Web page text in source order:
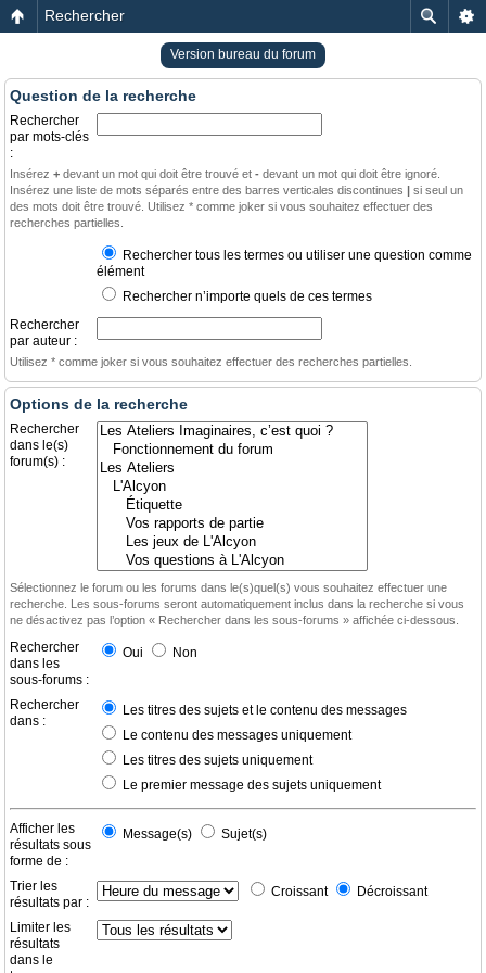
Rechercher
Version bureau du forum
Question de la recherche
Rechercher
par mots-clés
:
Insérez + devant un mot qui doit être trouvé et - devant un mot qui doit être ignoré.
Insérez une liste de mots séparés entre des barres verticales discontinues | si seul un
des mots doit être trouvé. Utilisez * comme joker si vous souhaitez effectuer des
recherches partielles.
Rechercher tous les termes ou utiliser une question comme
élément
Rechercher n’importe quels de ces termes
Rechercher
par auteur :
Utilisez * comme joker si vous souhaitez effectuer des recherches partielles.
Options de la recherche
Rechercher
dans le(s)
forum(s) :
Sélectionnez le forum ou les forums dans le(s)quel(s) vous souhaitez effectuer une
recherche. Les sous-forums seront automatiquement inclus dans la recherche si vous
ne désactivez pas l’option « Rechercher dans les sous-forums » affichée ci-dessous.
Rechercher
dans les
sous-forums :
Oui Non
Rechercher
dans :
Les titres des sujets et le contenu des messages
Le contenu des messages uniquement
Les titres des sujets uniquement
Le premier message des sujets uniquement
Afficher les
résultats sous
forme de :
Message(s) Sujet(s)
Trier les
résultats par :
Croissant Décroissant
Limiter les
résultats
dans le